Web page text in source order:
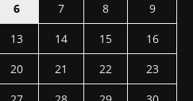
6 7 8
9
13 14 15
16
20 21 22
23